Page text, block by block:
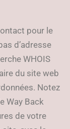
pour le
d’adresse
WHOIS
du site web
Notez
Way Back
de votre